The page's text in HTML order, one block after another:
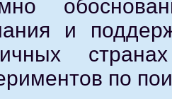
и
по